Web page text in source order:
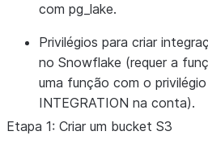
com pg_lake.
Privilégios para criar
no Snowflake (requer a
uma função com o privilégio
INTEGRATION na conta).
Etapa 1: Criar um bucket S3